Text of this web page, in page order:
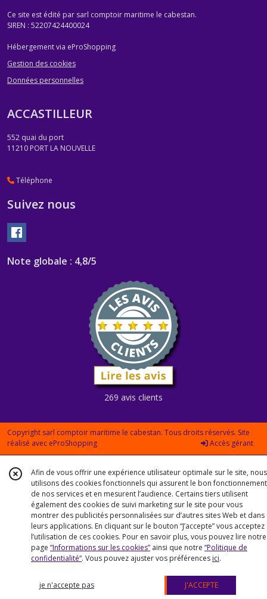
Ce site est édité par sarl comptoir maritime le cabestan.
SIREN : 52207424400024
Hébergement via eProShopping
Gestion des cookies
Données personnelles
ACCASTILLEUR
552 quai du port
11210 PORT LA NOUVELLE
Téléphone
Suivez nous
Note globale : 4,8/5
269 avis clients
Copyright sarl comptoir maritime le cabestan. Tous droits réservés. Site
réalisé avec eProShopping Accès gérant
Afin de vous offrir une expérience utilisateur optimale sur le site, nous
utilisons des cookies fonctionnels qui assurent le bon fonctionnement
de nos services et en mesurent l’audience. Certains tiers utilisent
également des cookies de suivi marketing sur le site pour vous
montrer des publicités personnalisées sur d’autres sites Web et dans
leurs applications. En cliquant sur le bouton “J’accepte” vous acceptez
l’utilisation de ces cookies. Pour en savoir plus, vous pouvez lire notre
page “Informations sur les cookies” ainsi que notre “Politique de
confidentialité“. Vous pouvez ajuster vos préférences ici.
je n'accepte pas J'ACCEPTE